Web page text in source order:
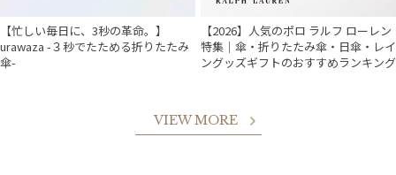
【忙しい毎日に、3秒の革命。】
urawaza -３秒でたためる折りたたみ
傘-
【2026】人気のポロ ラルフ ローレン
特集｜傘・折りたたみ傘・日傘・レイ
ングッズギフトのおすすめランキング
VIEW MORE